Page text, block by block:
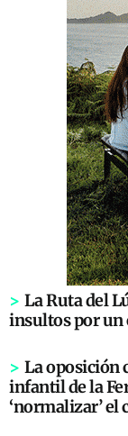
> La Ruta del
insultos por un
> La oposición
infantil de la
‘normalizar’ el